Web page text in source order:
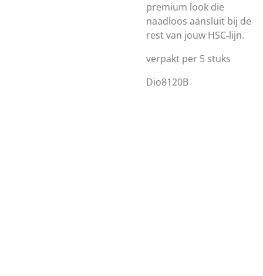
premium look die
naadloos aansluit bij de
rest van jouw HSC‑lijn.
verpakt per 5 stuks
Dio8120B